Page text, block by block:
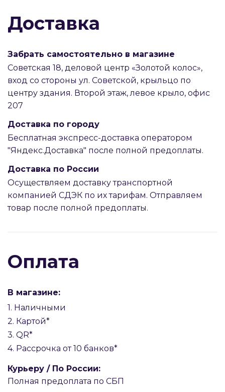
Доставка
Забрать самостоятельно в магазине
Советская 18, деловой центр «Золотой колос»,
вход со стороны ул. Советской, крыльцо по
центру здания. Второй этаж, левое крыло, офис
207
Доставка по городу
Бесплатная экспресс-доставка оператором
"Яндекс.Доставка" после полной предоплаты.
Доставка по России
Осуществляем доставку транспортной
компанией СДЭК по их тарифам. Отправляем
товар после полной предоплаты.
Оплата
В магазине:
1. Наличными
2. Картой*
3. QR*
4. Рассрочка от 10 банков*
Курьеру / По России:
Полная предоплата по СБП